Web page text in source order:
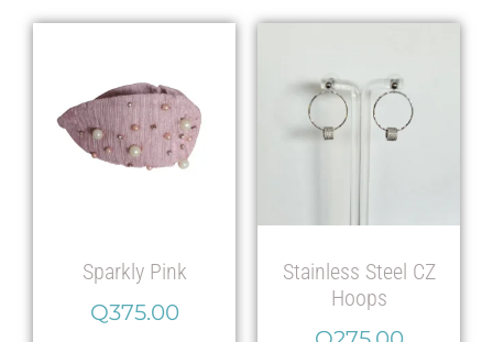
Sparkly Pink
Q375.00
Stainless Steel CZ
Hoops